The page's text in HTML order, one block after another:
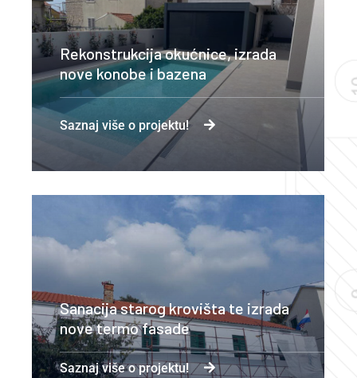
Rekonstrukcija okućnice, izrada
nove konobe i bazena
Saznaj više o projektu!
Sanacija starog krovišta te izrada
nove termo fasade
Saznaj više o projektu!